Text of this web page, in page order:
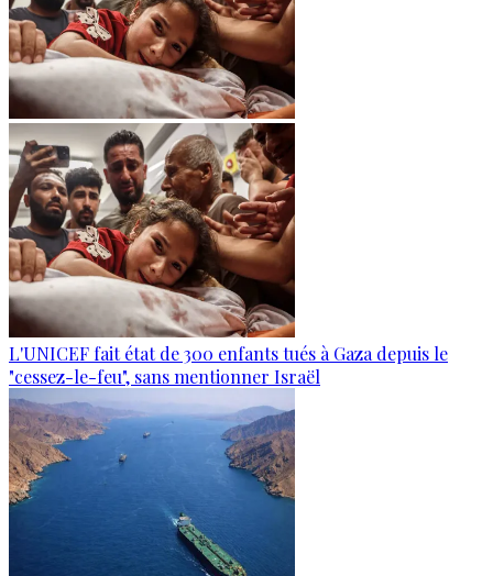
L'UNICEF fait état de 300 enfants tués à Gaza depuis le
"cessez-le-feu", sans mentionner Israël